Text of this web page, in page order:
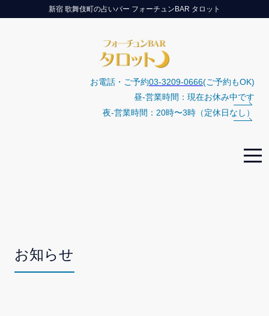
新宿 歌舞伎町の占いバー フォーチュンBAR タロット
お電話・ご予約03-3209-0666(ご予約もOK)
昼-営業時間：現在お休み中です
夜-営業時間：20時〜3時（定休日なし）
お知らせ